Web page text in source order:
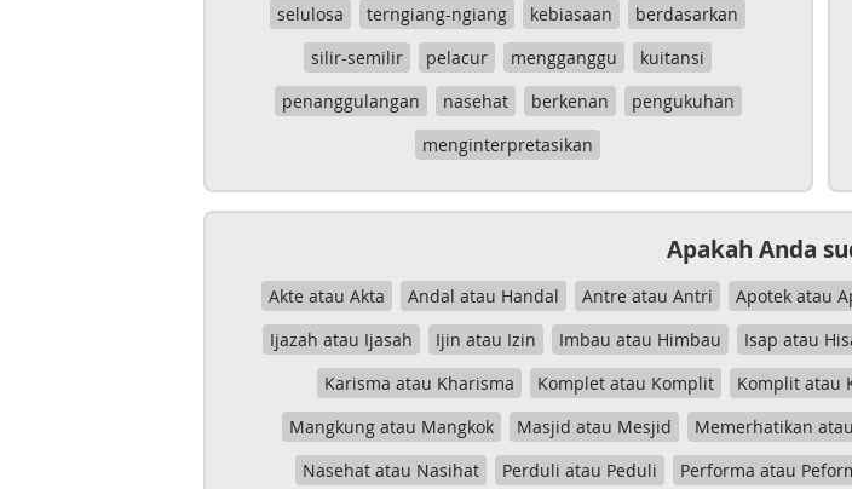
selulosa
terngiang-ngiang kebiasaan
berdasarkan
silir-semilir
pelacur mengganggu
kuitansi
penanggulangan
nasehat berkenan
pengukuhan
menginterpretasikan
Apakah Anda
Akte atau Akta Andal atau Handal Antre atau Antri Apotek atau
Ijazah atau Ijasah
Ijin atau Izin Imbau atau Himbau Isap atau
Karisma atau Kharisma
Komplet atau Komplit Komplit atau
Mangkung atau Mangkok
Masjid atau Mesjid Memerhatikan
Nasehat atau Nasihat
Perduli atau Peduli Performa atau